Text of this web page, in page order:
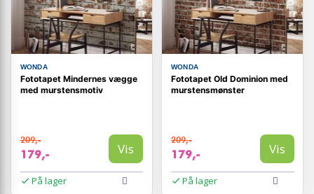
WONDA
Fototapet Mindernes vægge
med murstensmotiv
209,-
179,- Vis
På lager
WONDA
Fototapet Old Dominion med
murstensmønster
209,-
179,- Vis
På lager